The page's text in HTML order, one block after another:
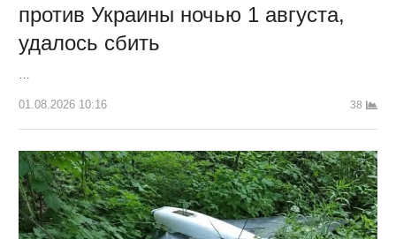
против Украины ночью 1 августа,
удалось сбить
…
01.08.2026 10:16 38